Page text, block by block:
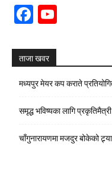
Facebook
ताजा खवर
मध्यपुर मेयर कप कराते
समृद्ध भविष्यका लागि
चाँगुनारायणमा मजदुर बोकेको